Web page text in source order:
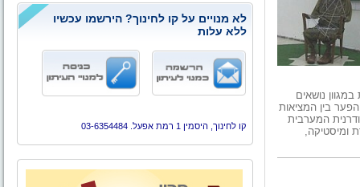
נושאים
בין המציאות
המערבית
ומיסטיקה,
לא מנויים על קו לחינוך? הירשמו עכשיו
ללא עלות
קו לחינוך, היסמין 1 רמת אפעל. 03-6354484